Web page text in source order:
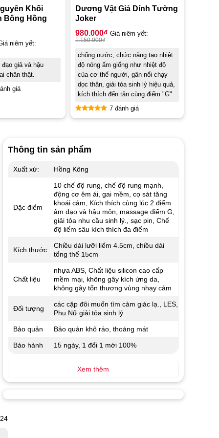
Khối
Bông Hồng
niêm yết:
giả và hậu
chân thật.
giá
Dương Vật Giả Dính Tường
Joker
Được xếp
980.000₫ Giá niêm yết:
1.150.000₫
chống nước, chức năng tạo nhiệt
độ nóng ấm giống như nhiệt độ
của cơ thể người, gân nổi chạy
dọc thân, giải tỏa sinh lý hiệu quả,
kích thích đến tận cùng điểm "G"
7 đánh giá
Thông tin sản phẩm
Xuất xứ: Hồng Kông
Đặc điểm
10 chế độ rung, chế độ rung mạnh,
động cơ êm ái, gai mềm, cọ sát tăng
khoái cảm, Kích thích cùng lúc 2 điểm
âm đạo và hậu môn, massage điểm G,
giải tỏa nhu cầu sinh lý., sạc pin, Chế
độ liếm sâu kích thích đa điểm
Kích thước
Chiều dài lưỡi liếm 4.5cm, chiều dài
tổng thể 15cm
Chất liệu
nhựa ABS, Chất liệu silicon cao cấp
mềm mại, không gây kích ứng da,
không gây tổn thương vùng nhạy cảm
Đối tượng
các cặp đôi muốn tìm cảm giác lạ., LES,
Phụ Nữ giải tỏa sinh lý
Bảo quản Bảo quản khô ráo, thoáng mát
Bảo hành 15 ngày, 1 đổi 1 mới 100%
Xem thêm